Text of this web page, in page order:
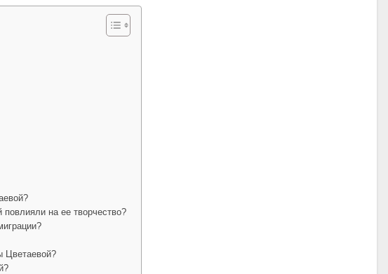
на ее творчество?
Цветаевой?